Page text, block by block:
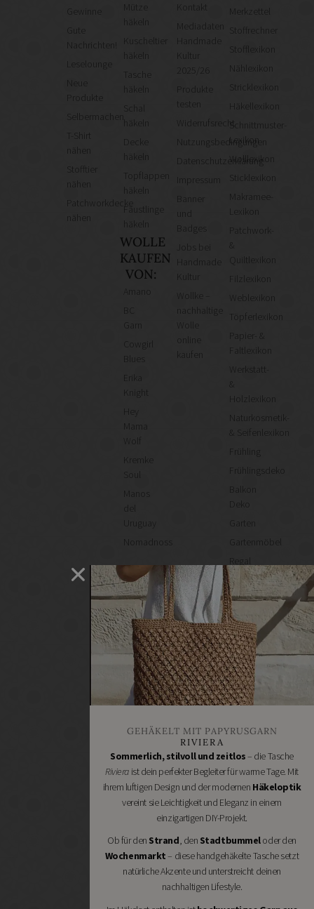
Gute
Nachrichten!
Leselounge
Produkte
Selbermachen
T-Shirt
Stofftier
Patchworkdecke
Mütze
häkeln
Kuscheltier
häkeln
Tasche
häkeln
Topflappen
häkeln
Fäustlinge
WOLLE
KAUFEN
VON:
Cowgirl
Knight
Mama
Kremke
Manos
Uruguay
Nomadnoss
Kontakt
Mediadaten
Kultur
2025/26
Produkte
testen
Widerrufsrecht
Nutzungsbedingungen
Datenschutzerklärung
Kultur
Wollke –
nachhaltige
kaufen
Merkzettel
Stoffrechner
Stofflexikon
Nählexikon
Stricklexikon
Häkellexikon
Schnittmuster-
Lexikon
Wolllexikon
Sticklexikon
Makramee-
Lexikon
Patchwork-
&
Quiltlexikon
Weblexikon
Töpferlexikon
Papier- &
Faltlexikon
Werkstatt-
&
Holzlexikon
Naturkosmetik-
& Seifenlexikon
Frühling
Frühlingsdeko
Balkon
Deko
Garten
Gartenmöbel
Regal
selber
machen
Heimwerken
Renovieren
DIY
GESCHÄFTE
Bastelbedarf
Stoffgeschäfte
Handgemachtes
Schneidereibedarf
Handarbeitszubehör
DIY
Online
Shops
Schmuckzubehör
Nähmaschinen
GEHÄKELT MIT PAPYRUSGARN
RIVIERA
Sommerlich, stilvoll und zeitlos– die Tasche
Rivieraist dein perfekter Begleiter für warme Tage. Mit
ihrem luftigen Design und der modernen Häkeloptik
vereint sie Leichtigkeit und Eleganz in einem
einzigartigen DIY-Projekt.
Ob für den Strand, den Stadtbummeloder den
Wochenmarkt– diese handgehäkelte Tasche setzt
natürliche Akzente und unterstreicht deinen
nachhaltigen Lifestyle.